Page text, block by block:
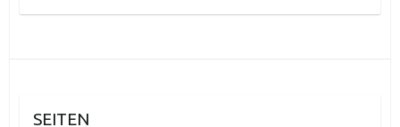
SEITEN